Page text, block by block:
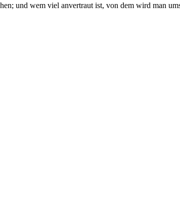
und wem viel anvertraut ist, von dem wird man